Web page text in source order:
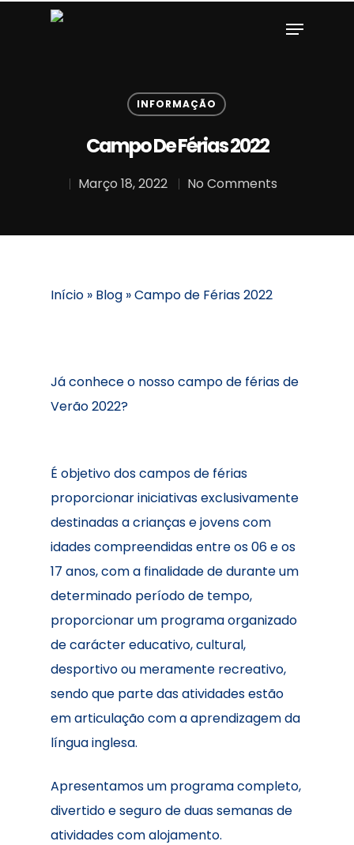
see postaaaimitation
Hit enter to search or ESC to close
INFORMAÇÃO
Campo De Férias 2022
Março 18, 2022 No Comments
Início » Blog »Campo de Férias 2022
Já conhece o nosso campo de férias de
Verão 2022?
É objetivo dos campos de férias
proporcionar iniciativas exclusivamente
destinadas a crianças e jovens com
idades compreendidas entre os 06 e os
17 anos, com a finalidade de durante um
determinado período de tempo,
proporcionar um programa organizado
de carácter educativo, cultural,
desportivo ou meramente recreativo,
sendo que parte das atividades estão
em articulação com a aprendizagem da
língua inglesa.
Apresentamos um programa completo,
divertido e seguro de duas semanas de
atividades com alojamento.